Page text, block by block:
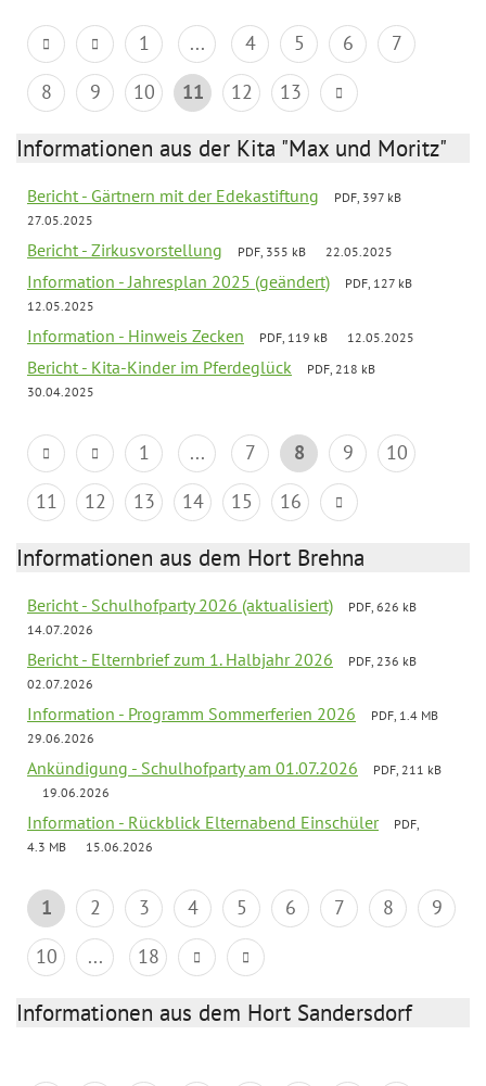
1 ... 4 5 6
7
8
9 10 11 12 13
Informationen aus der Kita "Max und Moritz"
Bericht - Gärtnern mit der Edekastiftung
PDF, 397 kB
27.05.2025
Bericht - Zirkusvorstellung PDF, 355 kB 22.05.2025
Information - Jahresplan 2025 (geändert)
PDF, 127 kB
12.05.2025
Information - Hinweis Zecken PDF, 119 kB 12.05.2025
Bericht - Kita-Kinder im Pferdeglück
PDF, 218 kB
30.04.2025
1 ... 7 8 9
10
11
12 13 14 15 16
Informationen aus dem Hort Brehna
Bericht - Schulhofparty 2026 (aktualisiert)
PDF, 626 kB
14.07.2026
Bericht - Elternbrief zum 1. Halbjahr 2026
PDF, 236 kB
02.07.2026
Information - Programm Sommerferien 2026
PDF, 1.4 MB
29.06.2026
Ankündigung - Schulhofparty am 01.07.2026
PDF, 211 kB
19.06.2026
Information - Rückblick Elternabend Einschüler
PDF,
4.3 MB
15.06.2026
1 2 3 4 5 6 7 8
9
10
... 18
Informationen aus dem Hort Sandersdorf